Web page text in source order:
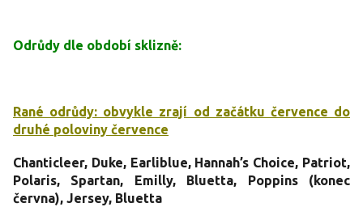
Odrůdy dle období sklizně:
Rané odrůdy: obvykle zrají od začátku července do
druhé poloviny července
Chanticleer, Duke, Earliblue, Hannah’s Choice, Patriot,
Polaris, Spartan, Emilly, Bluetta, Poppins (konec
června), Jersey, Bluetta